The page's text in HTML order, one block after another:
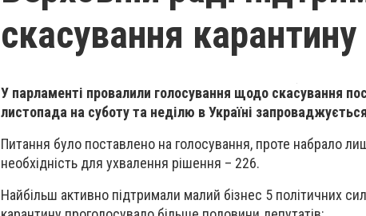
скасування
У парламенті провалили голосування щодо скасування
листопада на суботу та неділю в Україні
Питання було поставлено на голосування, проте набрало
необхідність для ухвалення рішення – 226.
Найбільш активно підтримали малий бізнес 5 політичних